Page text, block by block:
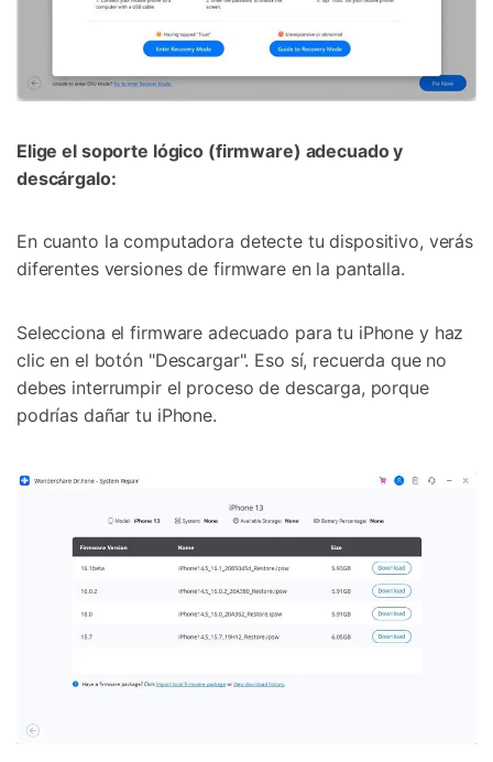
Elige el soporte lógico (firmware) adecuado y
descárgalo:
En cuanto la computadora detecte tu dispositivo, verás
diferentes versiones de firmware en la pantalla.
Selecciona el firmware adecuado para tu iPhone y haz
clic en el botón "Descargar". Eso sí, recuerda que no
debes interrumpir el proceso de descarga, porque
podrías dañar tu iPhone.